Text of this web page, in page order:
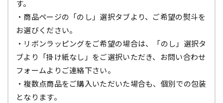
す。
・商品ページの「のし」選択タブより、ご希望の熨斗を
お選びください。
・リボンラッピングをご希望の場合は、「のし」選択タ
ブより「掛け紙なし」をご選択いただき、お問い合わせ
フォームよりご連絡下さい。
・複数点商品をご購入いただいた場合も、個別での包装
となります。